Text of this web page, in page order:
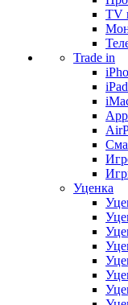
TV
Trade in
Уценка